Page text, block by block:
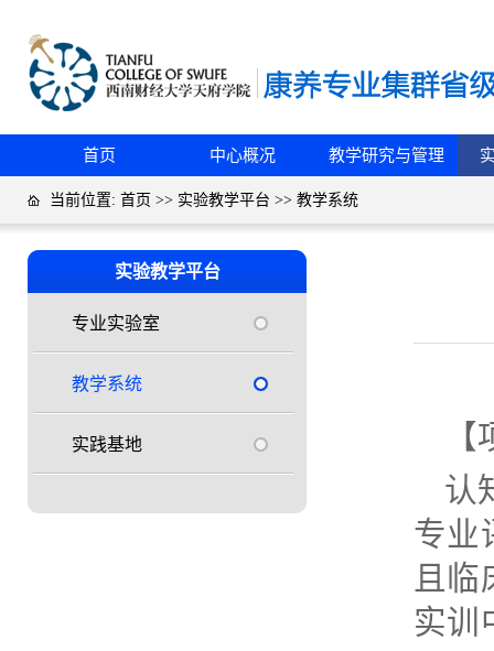
首页 中心概况 教学研究与管理
当前位置: 首页 >> 实验教学平台 >> 教学系统
实验教学平台
专业实验室
教学系统
实践基地
认
专业
且
实训